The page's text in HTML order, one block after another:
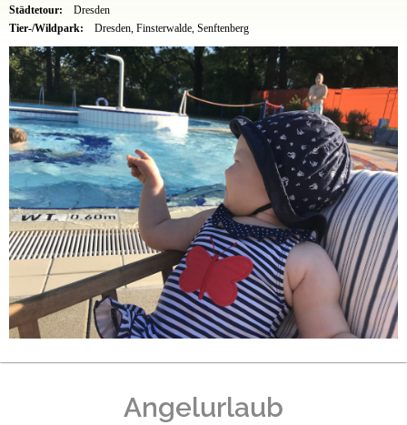
Städtetour:
Dresden
Tier-/Wildpark:
Dresden, Finsterwalde, Senftenberg
Angelurlaub